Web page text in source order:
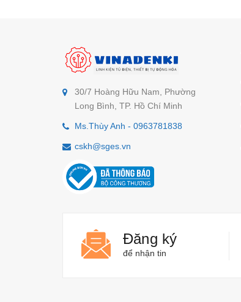
30/7 Hoàng Hữu Nam, Phường
Long Bình, TP. Hồ Chí Minh
Ms.Thùy Anh - 0963781838
cskh@sges.vn
Đăng ký
để nhận tin